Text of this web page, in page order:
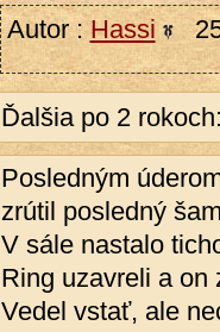
Autor : Hassi
Ďalšia po 2
Posledným
zrútil posledný
V sále nastalo
Ring uzavreli a on
Vedel vstať, ale